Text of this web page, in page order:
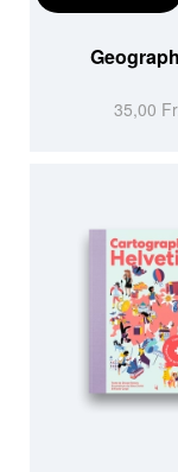
35,00